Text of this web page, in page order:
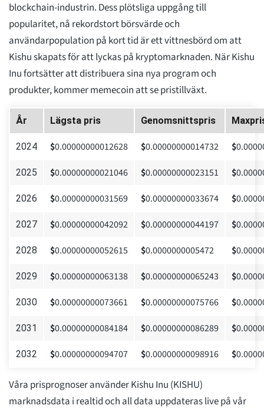
blockchain-industrin. Dess plötsliga uppgång till
popularitet, nå rekordstort börsvärde och
användarpopulation på kort tid är ett vittnesbörd om att
Kishu skapats för att lyckas på kryptomarknaden. När Kishu
Inu fortsätter att distribuera sina nya program och
produkter, kommer memecoin att se pristillväxt.
År Lägsta pris Genomsnittspris
2024 $0.00000000012628 $0.00000000014732 $
2025 $0.00000000021046 $0.00000000023151 $
2026 $0.00000000031569 $0.00000000033674 $
2027 $0.00000000042092 $0.00000000044197 $
2028 $0.00000000052615 $0.0000000005472 $
2029 $0.00000000063138 $0.00000000065243 $
2030 $0.00000000073661 $0.00000000075766 $
2031 $0.00000000084184 $0.00000000086289 $
2032 $0.00000000094707 $0.00000000098916 $
Våra prisprognoser använder Kishu Inu (KISHU)
marknadsdata i realtid och all data uppdateras live på vår